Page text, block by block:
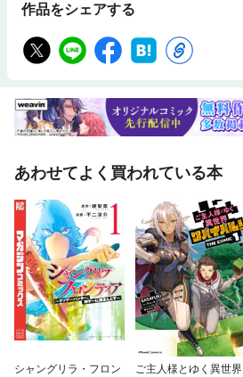
作品をシェアする
あわせてよく買われている本
シャングリラ・フロン
ご主人様とゆく異世界